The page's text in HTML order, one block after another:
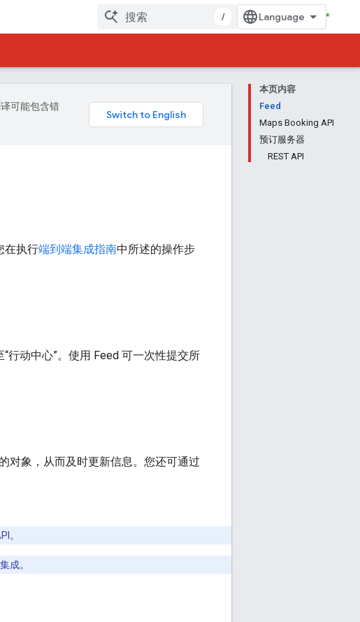
/
本页内容
Feed
Maps Booking API
预订服务器
REST API
可能包含错
在执行端到端集成指南中所述的操作步
行动中心”。使用 Feed 可一次性提交所
对象，从而及时更新信息。您还可通过
。
成。